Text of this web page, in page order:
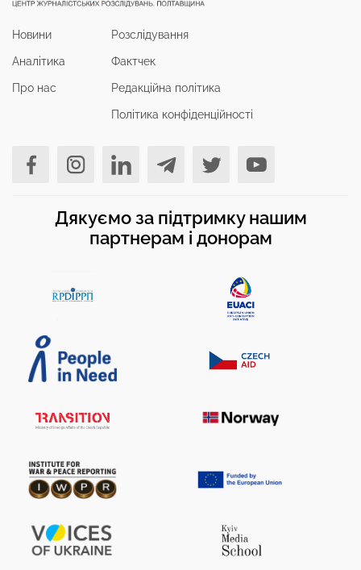
Новини
Аналітика
Про нас
Розслідування
Фактчек
Редакційна політика
Політика конфіденційності
Дякуємо за підтримку нашим
партнерам і донорам